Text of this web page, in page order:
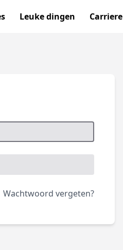
Leuke dingen Carriere
Wachtwoord vergeten?